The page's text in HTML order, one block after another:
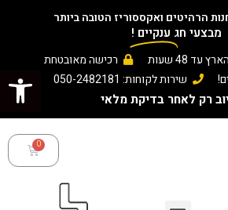
פתח סרגל נגישות
מבצעי חג ענקיים !
48 שעות
רכישה מאובטחת
שירות לקוחות: 050-2482181
רק לאחר בדיקת מלאי